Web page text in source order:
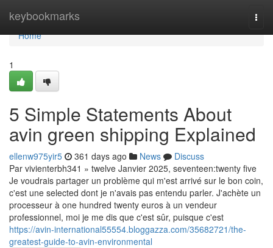
keybookmarks
Home
Home
1
5 Simple Statements About
avin green shipping Explained
ellenw975yir5 361 days ago News
Discuss
Par vivienterbh341 » twelve Janvier 2025, seventeen:twenty five
Je voudrais partager un problème qui m'est arrivé sur le bon coin,
c'est une selected dont je n'avais pas entendu parler. J'achète un
processeur à one hundred twenty euros à un vendeur
professionnel, moi je me dis que c'est sûr, puisque c'est
https://avin-international55554.bloggazza.com/35682721/the-
greatest-guide-to-avin-environmental